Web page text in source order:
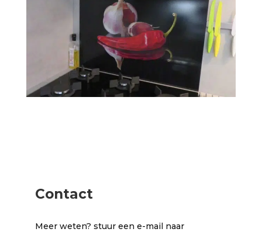
Contact
Meer weten? stuur een e-mail naar